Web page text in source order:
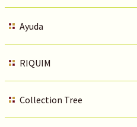
Ayuda
RIQUIM
Collection Tree